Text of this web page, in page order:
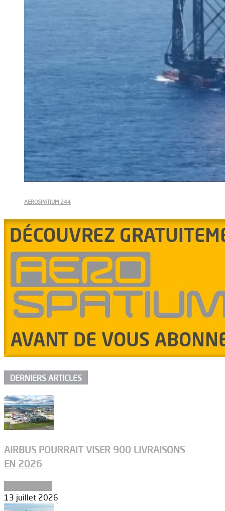
AEROSPATIUM 244
DERNIERS ARTICLES
AIRBUS POURRAIT VISER 900 LIVRAISONS
EN 2026
13 juillet 2026